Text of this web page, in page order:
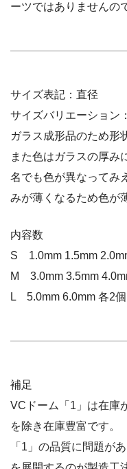
ーツではありませんの
サイズ表記：直径
サイズバリエーション
ガラス成形品のため形
また色はガラスの厚み
名でも色が異なってみ
みが薄くなるため色が
内容数
S 1.0mm 1.5mm
M 3.0mm 3.5mm
L 5.0mm 6.0mm 各2個
補足
VCドーム「1」は在庫
を除き在庫豊富です。
「1」の品質に問題が